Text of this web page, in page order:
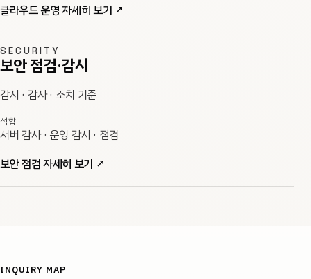
클라우드 운영 자세히 보기 ↗
SECURITY
보안 점검·감시
감시 · 감사 · 조치 기준
적합
서버 감사 · 운영 감시 · 점검
보안 점검 자세히 보기 ↗
INQUIRY MAP